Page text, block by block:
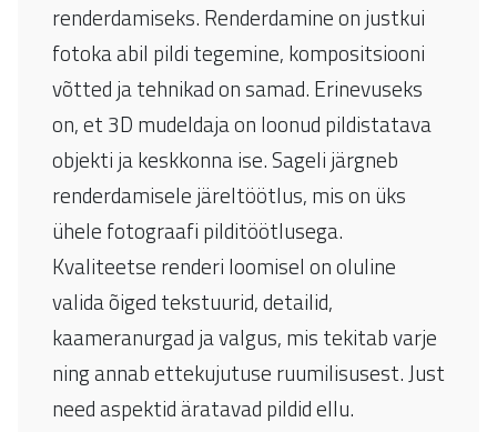
renderdamiseks. Renderdamine on justkui
fotoka abil pildi tegemine, kompositsiooni
võtted ja tehnikad on samad. Erinevuseks
on, et 3D mudeldaja on loonud pildistatava
objekti ja keskkonna ise. Sageli järgneb
renderdamisele järeltöötlus, mis on üks
ühele fotograafi pilditöötlusega.
Kvaliteetse renderi loomisel on oluline
valida õiged tekstuurid, detailid,
kaameranurgad ja valgus, mis tekitab varje
ning annab ettekujutuse ruumilisusest. Just
need aspektid äratavad pildid ellu.